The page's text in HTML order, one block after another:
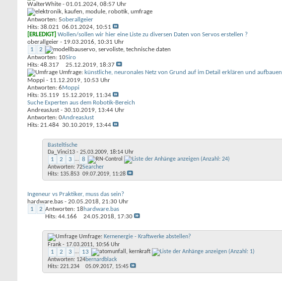
WalterWhite - 01.01.2024, 08:57 Uhr
Antworten: 5
Hits: 38.021
oberallgeier
06.01.2024, 10:51
[ERLEDIGT] Wollen/sollen wir hier eine Liste zu diversen Daten von Servos erstellen ?
oberallgeier - 19.03.2016, 10:31 Uhr
1
2
Antworten: 10
Hits: 48.317
Siro
25.12.2019, 18:37
Umfrage: künstliche, neuronales Netz von Grund auf im Detail erklären und aufbauen
Moppi - 11.12.2019, 10:53 Uhr
Antworten: 6
Hits: 35.119
Moppi
15.12.2019, 11:34
Suche Experten aus dem Robotik-Bereich
AndreasJust - 30.10.2019, 13:44 Uhr
Antworten: 0
Hits: 21.484
AndreasJust
30.10.2019, 13:44
Basteltische
Da_Vinci13 - 25.03.2009, 18:14 Uhr
1 2 3 ... 8
Antworten: 72
Hits: 135.853
Searcher
09.07.2019, 11:28
Ingeneur vs Praktiker, muss das sein?
hardware.bas - 20.05.2018, 21:30 Uhr
1
2 Antworten: 18
Hits: 44.166
hardware.bas
24.05.2018, 17:30
Umfrage: Kernenergie - Kraftwerke abstellen?
Frank - 17.03.2011, 10:56 Uhr
1 2 3 ... 13
Antworten: 124
Hits: 221.234
bernardblack
05.09.2017, 15:45